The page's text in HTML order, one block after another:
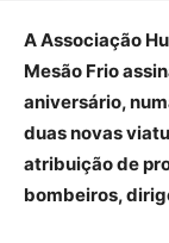
A Associação
Mesão Frio
aniversário,
duas novas
atribuição de
bombeiros,